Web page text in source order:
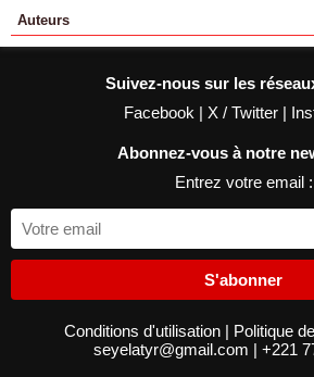
Auteurs
Suivez-nous sur les
Facebook | X / Twitter |
Abonnez-vous à notre
Entrez votre email :
S'abonner
Conditions d'utilisation | Politique
seyelatyr@gmail.com | +221